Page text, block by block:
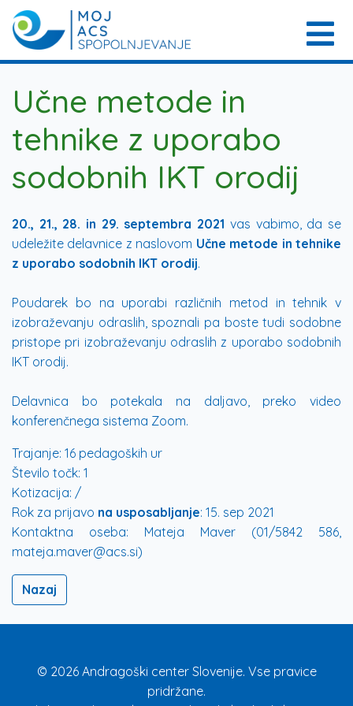
Učne metode in
tehnike z uporabo
sodobnih IKT orodij
20., 21., 28. in 29. septembra 2021 vas vabimo, da se
udeležite delavnice z naslovom Učne metode in tehnike
z uporabo sodobnih IKT orodij.
Poudarek bo na uporabi različnih metod in tehnik v
izobraževanju odraslih, spoznali pa boste tudi sodobne
pristope pri izobraževanju odraslih z uporabo sodobnih
IKT orodij.
Delavnica bo potekala na daljavo, preko video
konferenčnega sistema Zoom.
Trajanje: 16 pedagoških ur
Število točk: 1
Kotizacija: /
Rok za prijavo na usposabljanje: 15. sep 2021
Kontaktna oseba: Mateja Maver (01/5842 586,
mateja.maver@acs.si)
Nazaj
© 2026 Andragoški center Slovenije. Vse pravice
pridržane.